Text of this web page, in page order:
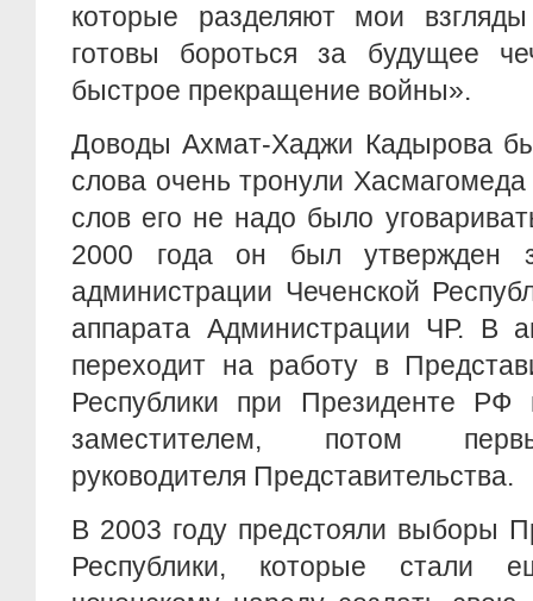
которые разделяют мои
готовы бороться за будущее
быстрое прекращение войны».
Доводы Ахмат-Хаджи Кадырова
слова очень тронули
слов его не надо было
2000 года он был утвержден
администрации Чеченской
аппарата Администрации ЧР. В
переходит на работу в
Республики при Президенте
заместителем, потом
руководителя Представительства.
В 2003 году предстояли выборы
Республики, которые стали